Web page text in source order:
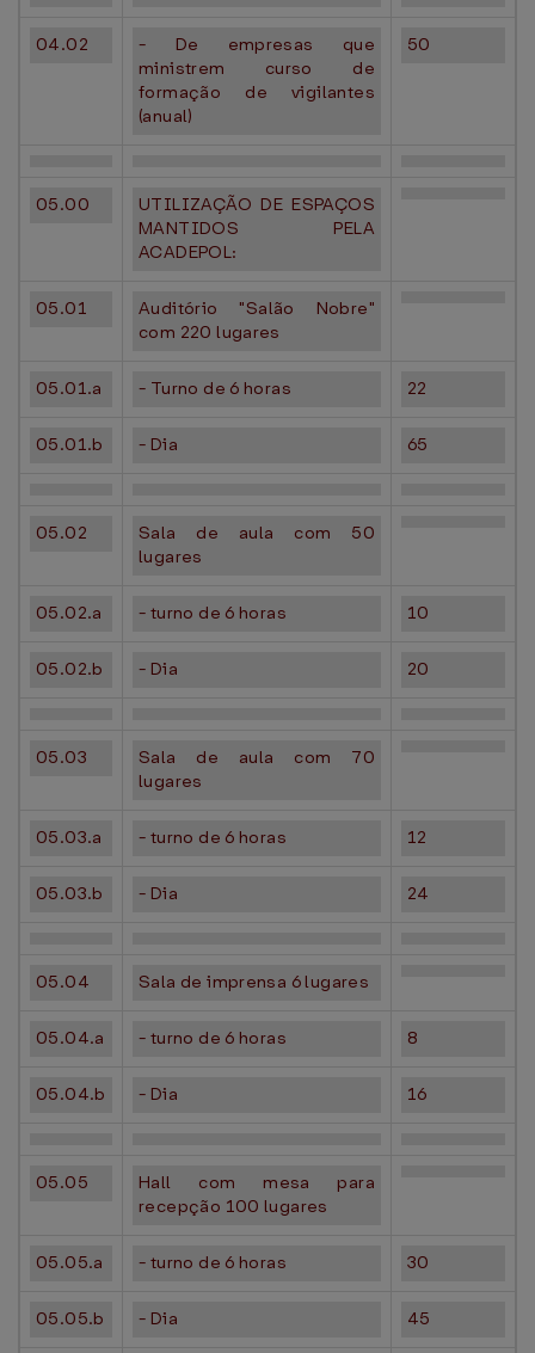
04.02
- De empresas que
ministrem curso de
formação de vigilantes
(anual)
50
05.00
UTILIZAÇÃO DE ESPAÇOS
MANTIDOS PELA
ACADEPOL:
05.01
Auditório "Salão Nobre"
com 220 lugares
05.01.a - Turno de 6 horas 22
05.01.b - Dia 65
05.02
Sala de aula com 50
lugares
05.02.a - turno de 6 horas 10
05.02.b - Dia 20
05.03
Sala de aula com 70
lugares
05.03.a - turno de 6 horas 12
05.03.b - Dia 24
05.04 Sala de imprensa 6 lugares
05.04.a - turno de 6 horas 8
05.04.b - Dia 16
05.05
Hall com mesa para
recepção 100 lugares
05.05.a - turno de 6 horas 30
05.05.b - Dia 45